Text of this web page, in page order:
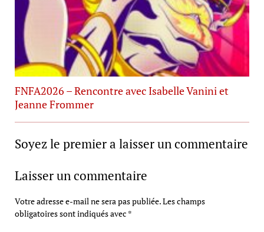
FNFA2026 – Rencontre avec Isabelle Vanini et
Jeanne Frommer
Soyez le premier a laisser un commentaire
Laisser un commentaire
Votre adresse e-mail ne sera pas publiée.Les champs
obligatoires sont indiqués avec *